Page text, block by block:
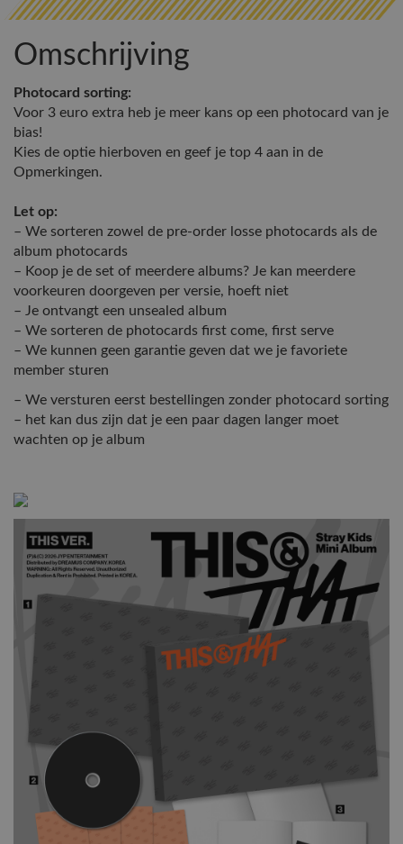
Omschrijving
Photocard sorting:
Voor 3 euro extra heb je meer kans op een photocard van je
bias!
Kies de optie hierboven en geef je top 4 aan in de
Opmerkingen.
Let op:
– We sorteren zowel de pre-order losse photocards als de
album photocards
– Koop je de set of meerdere albums? Je kan meerdere
voorkeuren doorgeven per versie, hoeft niet
– Je ontvangt een unsealed album
– We sorteren de photocards first come, first serve
– We kunnen geen garantie geven dat we je favoriete
member sturen
– We versturen eerst bestellingen zonder photocard sorting
– het kan dus zijn dat je een paar dagen langer moet
wachten op je album